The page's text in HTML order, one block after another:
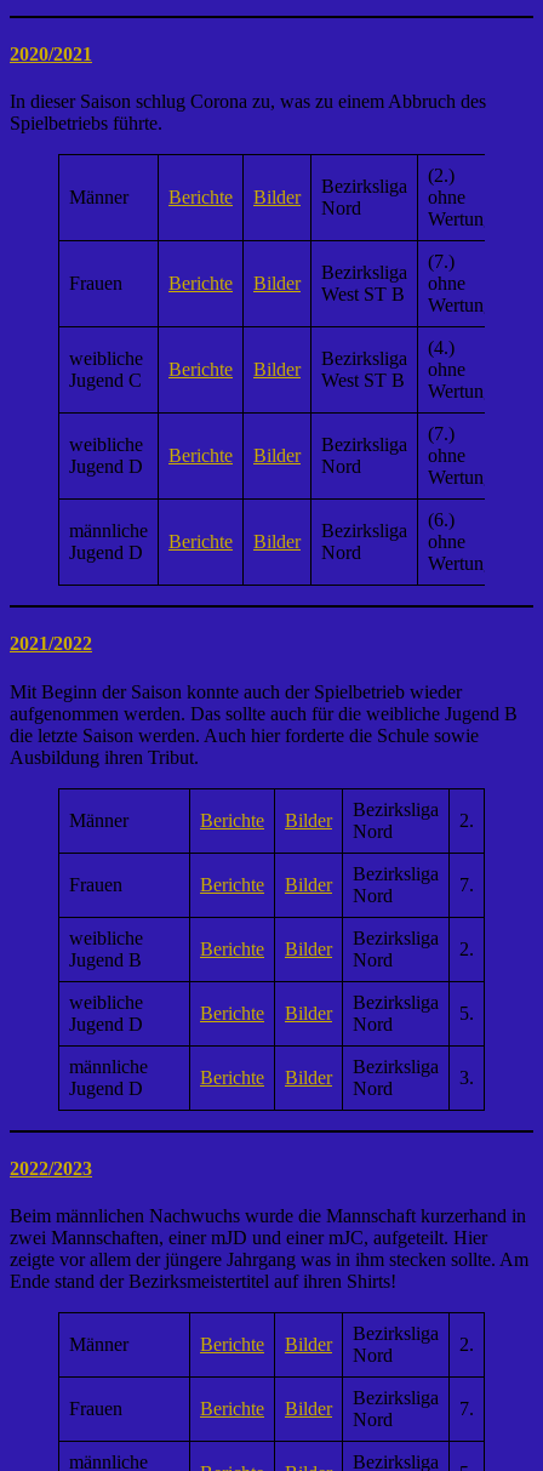
2020/2021
In dieser Saison schlug Corona zu, was zu einem Abbruch des
Spielbetriebs führte.
Männer Berichte Bilder
Bezirksliga
Nord
(2.)
ohne
Wertung
Frauen Berichte Bilder
Bezirksliga
West ST B
(7.)
ohne
Wertung
weibliche
Jugend C
Berichte Bilder
Bezirksliga
West ST B
(4.)
ohne
Wertung
weibliche
Jugend D
Berichte Bilder
Bezirksliga
Nord
(7.)
ohne
Wertung
männliche
Jugend D
Berichte Bilder
Bezirksliga
Nord
(6.)
ohne
Wertung
2021/2022
Mit Beginn der Saison konnte auch der Spielbetrieb wieder
aufgenommen werden. Das sollte auch für die weibliche Jugend B
die letzte Saison werden. Auch hier forderte die Schule sowie
Ausbildung ihren Tribut.
Männer Berichte Bilder
Bezirksliga
Nord
2.
Frauen Berichte Bilder
Bezirksliga
Nord
7.
weibliche
Jugend B
Berichte Bilder
Bezirksliga
Nord
2.
weibliche
Jugend D
Berichte Bilder
Bezirksliga
Nord
5.
männliche
Jugend D
Berichte Bilder
Bezirksliga
Nord
3.
2022/2023
Beim männlichen Nachwuchs wurde die Mannschaft kurzerhand in
zwei Mannschaften, einer mJD und einer mJC, aufgeteilt. Hier
zeigte vor allem der jüngere Jahrgang was in ihm stecken sollte. Am
Ende stand der Bezirksmeistertitel auf ihren Shirts!
Männer Berichte Bilder
Bezirksliga
Nord
2.
Frauen Berichte Bilder
Bezirksliga
Nord
7.
männliche
Bezirksliga